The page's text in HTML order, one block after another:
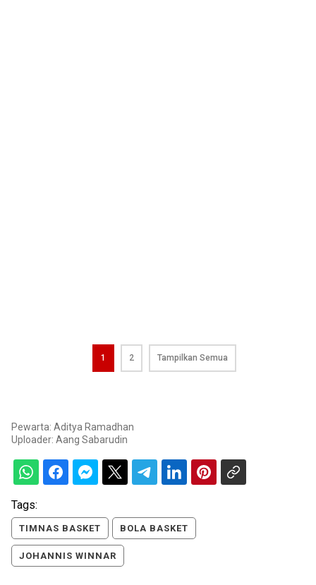
1 2 Tampilkan Semua
Pewarta: Aditya Ramadhan
Uploader: Aang Sabarudin
Tags:
TIMNAS BASKET BOLA BASKET
JOHANNIS WINNAR